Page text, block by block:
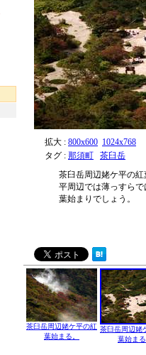
拡大 : 800x600 1024x768
タグ : 那須町
茶臼岳
茶臼岳周辺姥ケ平の
平周辺では薄っすら
葉始まりでしょう。
茶臼岳周辺姥ケ平の紅
葉始まる。
茶臼岳周辺姥
葉始ま